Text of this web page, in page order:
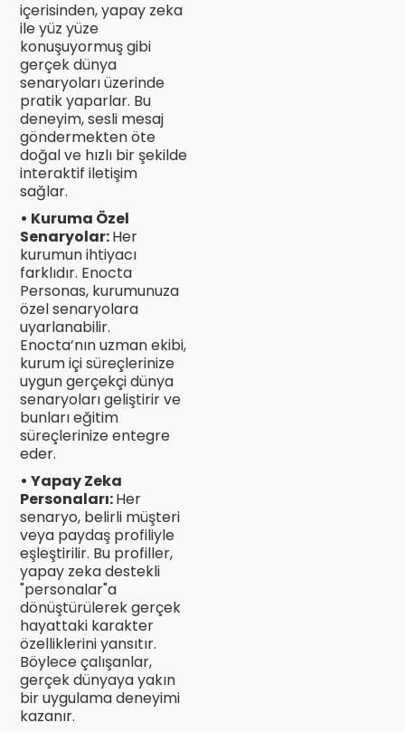
içerisinden, yapay zeka
ile yüz yüze
konuşuyormuş gibi
gerçek dünya
senaryoları üzerinde
pratik yaparlar. Bu
deneyim, sesli mesaj
göndermekten öte
doğal ve hızlı bir şekilde
interaktif iletişim
sağlar.
• Kuruma Özel
Senaryolar:Her
kurumun ihtiyacı
farklıdır. Enocta
Personas, kurumunuza
özel senaryolara
uyarlanabilir.
Enocta’nın uzman ekibi,
kurum içi süreçlerinize
uygun gerçekçi dünya
senaryoları geliştirir ve
bunları eğitim
süreçlerinize entegre
eder.
• Yapay Zeka
Personaları:Her
senaryo, belirli müşteri
veya paydaş profiliyle
eşleştirilir. Bu profiller,
yapay zeka destekli
"personalar"a
dönüştürülerek gerçek
hayattaki karakter
özelliklerini yansıtır.
Böylece çalışanlar,
gerçek dünyaya yakın
bir uygulama deneyimi
kazanır.